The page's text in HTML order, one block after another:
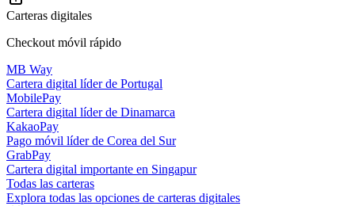
Carteras digitales
Checkout móvil rápido
MB Way
Cartera digital líder de Portugal
MobilePay
Cartera digital líder de Dinamarca
KakaoPay
Pago móvil líder de Corea del Sur
GrabPay
Cartera digital importante en Singapur
Todas las carteras
Explora todas las opciones de carteras digitales